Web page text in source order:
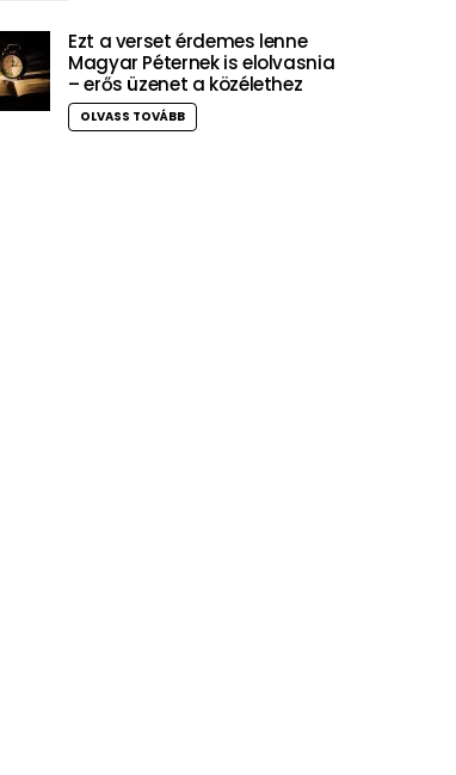
Ezt a verset érdemes lenne
Magyar Péternek is elolvasnia
– erős üzenet a közélethez
OLVASS TOVÁBB